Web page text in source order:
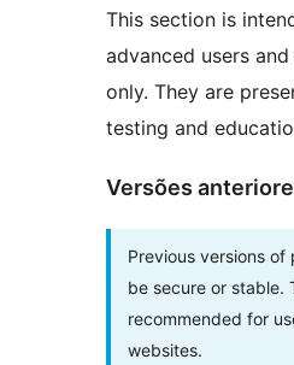
This section is
advanced users
only. They are
testing and
Versões
Previous versions of
be secure or stable.
recommended for
websites.